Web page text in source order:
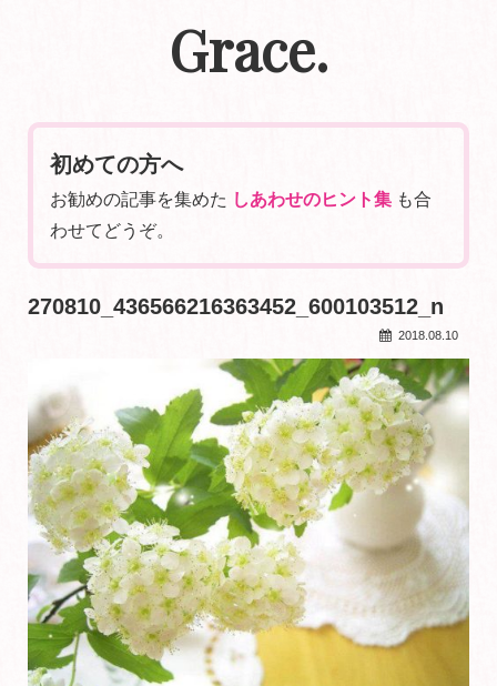
Grace.
初めての方へ
お勧めの記事を集めた しあわせのヒント集 も合
わせてどうぞ。
270810_436566216363452_600103512_n
2018.08.10